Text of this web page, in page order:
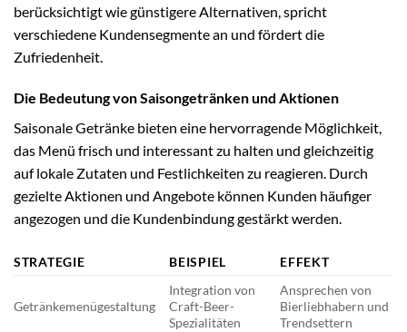
berücksichtigt wie günstigere Alternativen, spricht
verschiedene Kundensegmente an und fördert die
Zufriedenheit.
Die Bedeutung von Saisongetränken und Aktionen
Saisonale Getränke bieten eine hervorragende Möglichkeit,
das Menü frisch und interessant zu halten und gleichzeitig
auf lokale Zutaten und Festlichkeiten zu reagieren. Durch
gezielte Aktionen und Angebote können Kunden häufiger
angezogen und die Kundenbindung gestärkt werden.
STRATEGIE BEISPIEL EFFEKT
Getränkemenügestaltung
Integration von
Craft-Beer-
Spezialitäten
Ansprechen von
Bierliebhabern und
Trendsettern